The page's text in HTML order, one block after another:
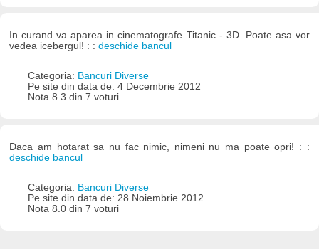
In curand va aparea in cinematografe Titanic - 3D. Poate asa vor
vedea icebergul! : :deschide bancul
Categoria: Bancuri Diverse
Pe site din data de: 4 Decembrie 2012
Nota 8.3 din 7 voturi
Daca am hotarat sa nu fac nimic, nimeni nu ma poate opri! : :
deschide bancul
Categoria: Bancuri Diverse
Pe site din data de: 28 Noiembrie 2012
Nota 8.0 din 7 voturi